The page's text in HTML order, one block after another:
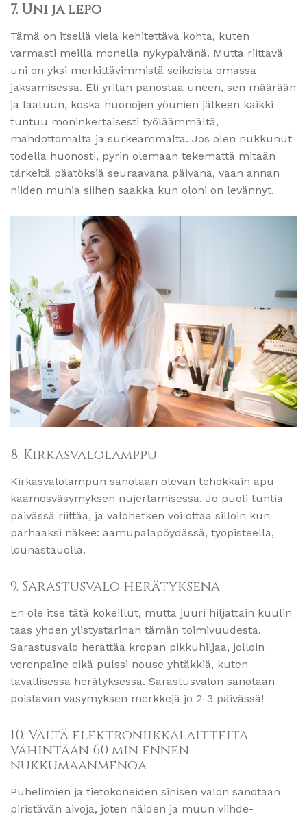
7. Uni ja lepo
Tämä on itsellä vielä kehitettävä kohta, kuten
varmasti meillä monella nykypäivänä. Mutta riittävä
uni on yksi merkittävimmistä seikoista omassa
jaksamisessa. Eli yritän panostaa uneen, sen määrään
ja laatuun, koska huonojen yöunien jälkeen kaikki
tuntuu moninkertaisesti työläämmältä,
mahdottomalta ja surkeammalta. Jos olen nukkunut
todella huonosti, pyrin olemaan tekemättä mitään
tärkeitä päätöksiä seuraavana päivänä, vaan annan
niiden muhia siihen saakka kun oloni on levännyt.
8. Kirkasvalolamppu
Kirkasvalolampun sanotaan olevan tehokkain apu
kaamosväsymyksen nujertamisessa. Jo puoli tuntia
päivässä riittää, ja valohetken voi ottaa silloin kun
parhaaksi näkee: aamupalapöydässä, työpisteellä,
lounastauolla.
9. Sarastusvalo herätyksenä
En ole itse tätä kokeillut, mutta juuri hiljattain kuulin
taas yhden ylistystarinan tämän toimivuudesta.
Sarastusvalo herättää kropan pikkuhiljaa, jolloin
verenpaine eikä pulssi nouse yhtäkkiä, kuten
tavallisessa herätyksessä. Sarastusvalon sanotaan
poistavan väsymyksen merkkejä jo 2-3 päivässä!
10. Vältä elektroniikkalaitteita
vähintään 60 min ennen
nukkumaanmenoa
Puhelimien ja tietokoneiden sinisen valon sanotaan
piristävän aivoja, joten näiden ja muun viihde-